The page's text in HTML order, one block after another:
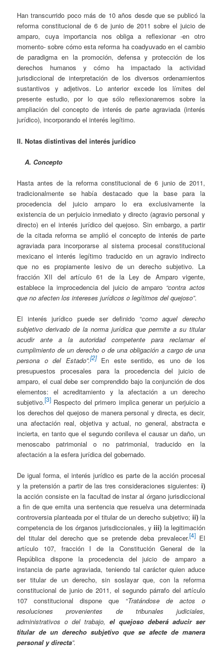
Han transcurrido poco más de 10 años desde que se publicó la
reforma constitucional de 6 de junio de 2011 sobre el juicio de
amparo, cuya importancia nos obliga a reflexionar -en otro
momento- sobre cómo esta reforma ha coadyuvado en el cambio
de paradigma en la promoción, defensa y protección de los
derechos humanos y cómo ha impactado la actividad
jurisdiccional de interpretación de los diversos ordenamientos
sustantivos y adjetivos. Lo anterior excede los límites del
presente estudio, por lo que sólo reflexionaremos sobre la
ampliación del concepto de interés de parte agraviada (interés
jurídico), incorporando el interés legítimo.
II. Notas distintivas del interés jurídico
A. Concepto
Hasta antes de la reforma constitucional de 6 junio de 2011,
tradicionalmente se había destacado que la base para la
procedencia del juicio amparo lo era exclusivamente la
existencia de un perjuicio inmediato y directo (agravio personal y
directo) en el interés jurídico del quejoso. Sin embargo, a partir
de la citada reforma se amplió el concepto de interés de parte
agraviada para incorporarse al sistema procesal constitucional
mexicano el interés legítimo traducido en un agravio indirecto
que no es propiamente lesivo de un derecho subjetivo. La
fracción XII del artículo 61 de la Ley de Amparo vigente,
establece la improcedencia del juicio de amparo “contra actos
que no afecten los intereses jurídicos o legítimos del quejoso”.
El interés jurídico puede ser definido “como aquel derecho
subjetivo derivado de la norma jurídica que permite a su titular
acudir ante a la autoridad competente para reclamar el
cumplimiento de un derecho o de una obligación a cargo de una
persona o del Estado”.[2]En este sentido, es uno de los
presupuestos procesales para la procedencia del juicio de
amparo, el cual debe ser comprendido bajo la conjunción de dos
elementos: el acreditamiento y la afectación a un derecho
subjetivo.[3] Respecto del primero implica generar un perjuicio a
los derechos del quejoso de manera personal y directa, es decir,
una afectación real, objetiva y actual, no general, abstracta e
incierta, en tanto que el segundo conlleva el causar un daño, un
menoscabo patrimonial o no patrimonial, traducido en la
afectación a la esfera jurídica del gobernado.
De igual forma, el interés jurídico es parte de la acción procesal
y la pretensión a partir de las tres consideraciones siguientes: i)
la acción consiste en la facultad de instar al órgano jurisdiccional
a fin de que emita una sentencia que resuelva una determinada
controversia planteada por el titular de un derecho subjetivo; ii) la
competencia de los órganos jurisdiccionales, yiii) la legitimación
del titular del derecho que se pretende deba prevalecer.[4]El
artículo 107, fracción I de la Constitución General de la
República dispone la procedencia del juicio de amparo a
instancia de parte agraviada, teniendo tal carácter quien aduce
ser titular de un derecho, sin soslayar que, con la reforma
constitucional de junio de 2011, el segundo párrafo del artículo
107 constitucional dispone que “Tratándose de actos o
resoluciones provenientes de tribunales judiciales,
administrativos o del trabajo, el quejoso deberá aducir ser
titular de un derecho subjetivo que se afecte de manera
personal y directa”.